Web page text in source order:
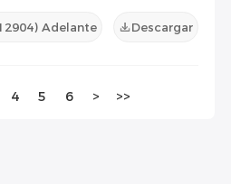
) Adelante Descargar
4 5 6 > >>